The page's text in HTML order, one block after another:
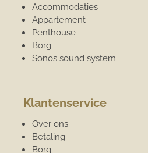
Accommodaties
Appartement
Penthouse
Borg
Sonos sound system
Klantenservice
Over ons
Betaling
Borg